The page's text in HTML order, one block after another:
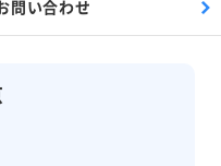
問い合わせ